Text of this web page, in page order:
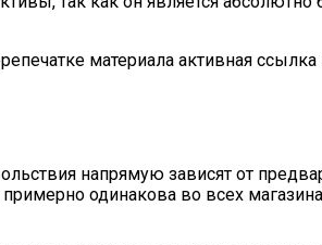
материала активная ссылка
напрямую зависят от
одинакова во всех